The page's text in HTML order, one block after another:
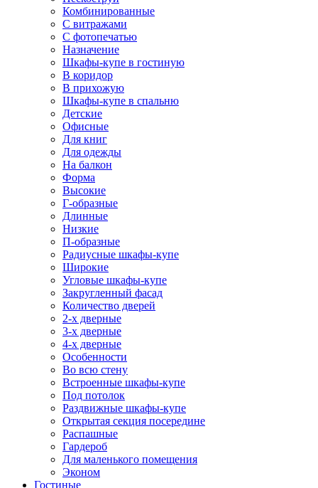
Комбинированные
С витражами
С фотопечатью
Назначение
Шкафы-купе в гостиную
В коридор
В прихожую
Шкафы-купе в спальню
Детские
Офисные
Для книг
Для одежды
На балкон
Форма
Высокие
Г-образные
Длинные
Низкие
П-образные
Радиусные шкафы-купе
Широкие
Угловые шкафы-купе
Закругленный фасад
Количество дверей
2-х дверные
3-х дверные
4-х дверные
Особенности
Во всю стену
Встроенные шкафы-купе
Под потолок
Раздвижные шкафы-купе
Открытая секция посередине
Распашные
Гардероб
Для маленького помещения
Эконом
Гостиные